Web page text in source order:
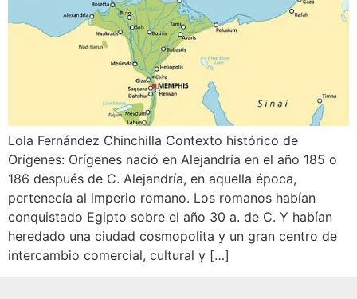
Lola Fernández Chinchilla Contexto histórico de
Orígenes: Orígenes nació en Alejandría en el año 185 o
186 después de C. Alejandría, en aquella época,
pertenecía al imperio romano. Los romanos habían
conquistado Egipto sobre el año 30 a. de C. Y habían
heredado una ciudad cosmopolita y un gran centro de
intercambio comercial, cultural y […]